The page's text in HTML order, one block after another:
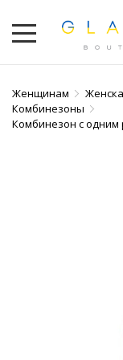
Женщинам
Комбинезоны
Комбинезон с одним